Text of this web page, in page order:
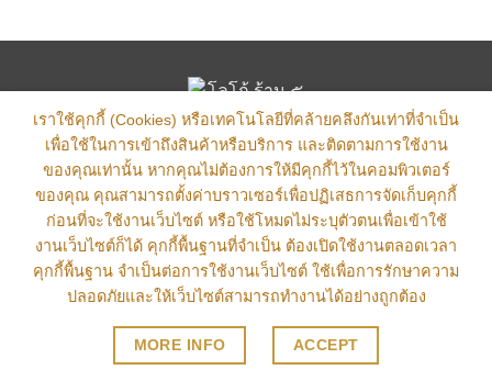
ส่งฟรีทั่วไทย การันตีพระแท้ 100%
Copyright 2023-2026 © , All Rights Reserved
เราใช้คุกกี้ (Cookies) หรือเทคโนโลยีที่คล้ายคลึงกันเท่าที่จำเป็น
เพื่อใช้ในการเข้าถึงสินค้าหรือบริการ และติดตามการใช้งาน
ของคุณเท่านั้น หากคุณไม่ต้องการให้มีคุกกี้ไว้ในคอมพิวเตอร์
ของคุณ คุณสามารถตั้งค่าบราวเซอร์เพื่อปฏิเสธการจัดเก็บคุกกี้
ก่อนที่จะใช้งานเว็บไซต์ หรือใช้โหมดไม่ระบุตัวตนเพื่อเข้าใช้
งานเว็บไซต์ก็ได้ คุกกี้พื้นฐานที่จำเป็น ต้องเปิดใช้งานตลอดเวลา
คุกกี้พื้นฐาน จำเป็นต่อการใช้งานเว็บไซต์ ใช้เพื่อการรักษาความ
ปลอดภัยและให้เว็บไซต์สามารถทำงานได้อย่างถูกต้อง
MORE INFO ACCEPT